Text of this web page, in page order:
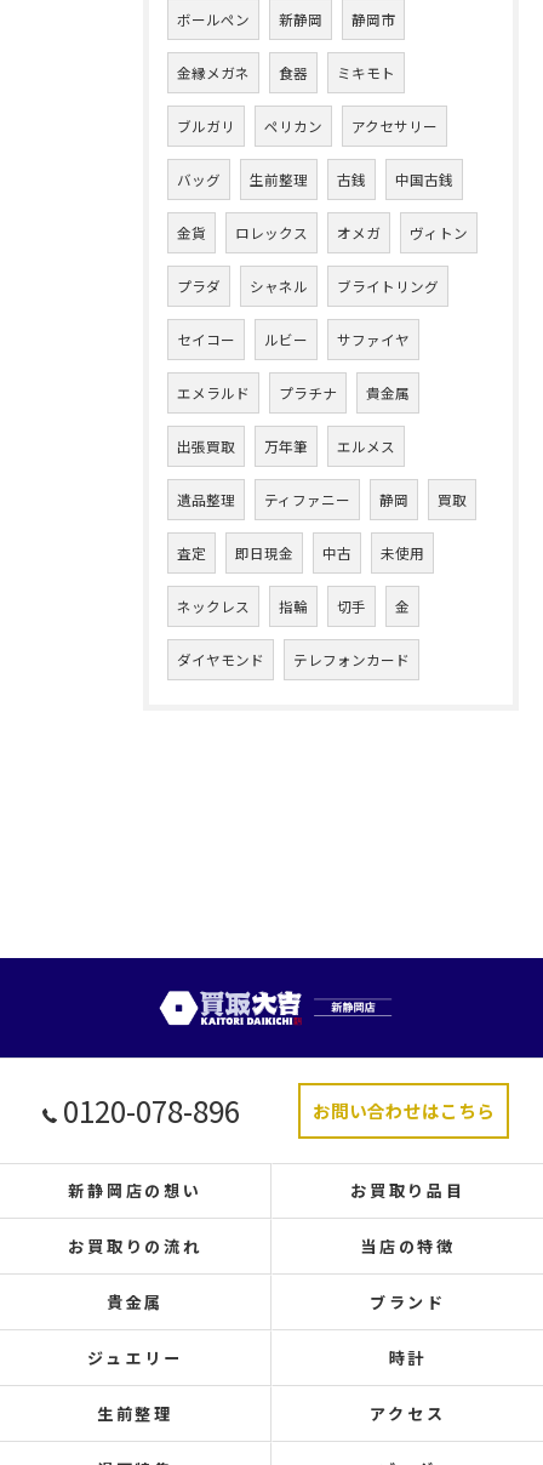
ボールペン 新静岡 静岡市
金縁メガネ 食器 ミキモト
ブルガリ ペリカン アクセサリー
バッグ 生前整理 古銭 中国古銭
金貨 ロレックス オメガ ヴィトン
プラダ シャネル ブライトリング
セイコー ルビー サファイヤ
エメラルド プラチナ 貴金属
出張買取 万年筆 エルメス
遺品整理 ティファニー 静岡 買取
査定 即日現金 中古 未使用
ネックレス 指輪 切手 金
ダイヤモンド テレフォンカード
0120-078-896 お問い合わせはこちら
新静岡店の想い お買取り品目
お買取りの流れ 当店の特徴
貴金属 ブランド
ジュエリー 時計
生前整理 アクセス